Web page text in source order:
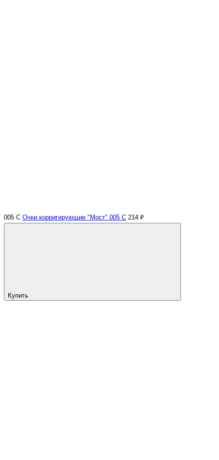
005 С Очки корригирующие "Мост" 005 С 214 ₽
Купить